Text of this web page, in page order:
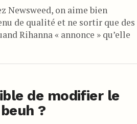
Newsweed, on aime bien
de qualité et ne sortir que des
Rihanna « annonce » qu’elle
de modifier le
?